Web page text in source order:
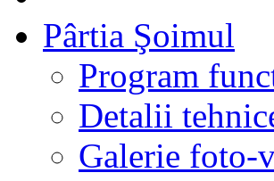
Pârtia Şoimul
Program
Detalii
Galerie foto-